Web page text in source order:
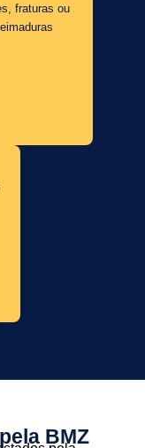
fraturas ou
BMZ